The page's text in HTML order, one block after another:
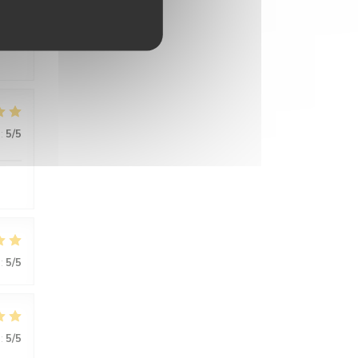
: 5/5
: 5/5
: 5/5